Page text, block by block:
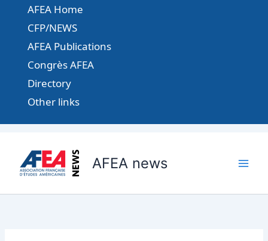
contenu
AFEA Home
CFP/NEWS
AFEA Publications
Congrès AFEA
Directory
Other links
AFEA news